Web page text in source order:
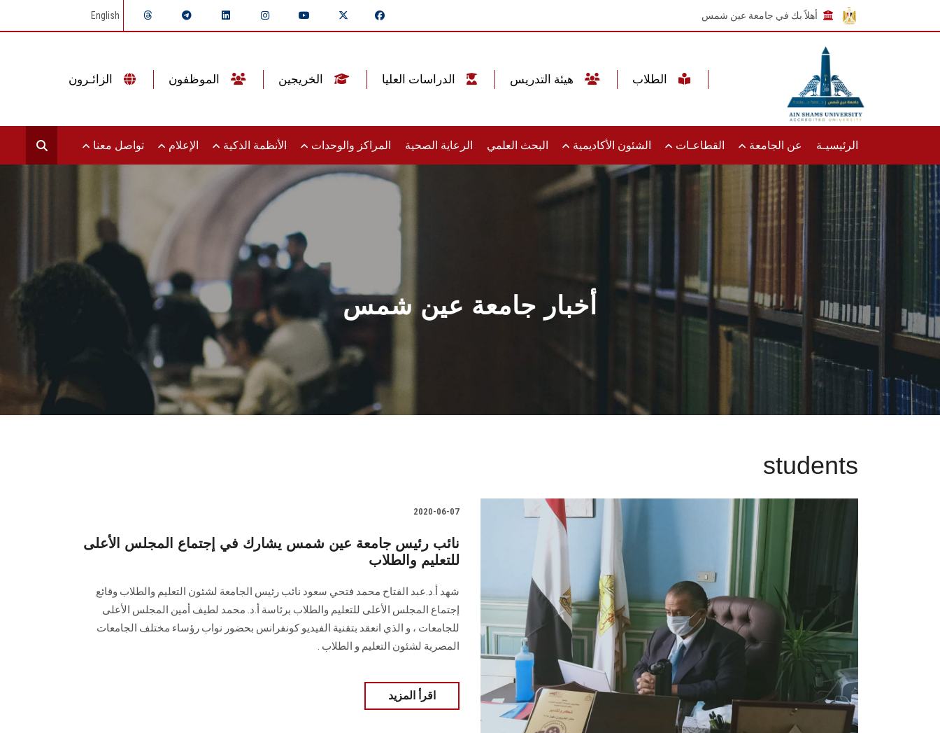
أهلاً بك في جامعة عين شمس English
الرئيسيـة عن الجامعة القطاعـات الشئون الأكاديمية البحث العلمي الرعاية الصحية المراكز والوحدات الأنظمة الذكية الإعلام تواصل معنا
أخبار جامعة عين شمس
students
2020-06-07
نائب رئيس جامعة عين شمس يشارك في إجتماع المجلس الأعلى
للتعليم والطلاب
شهد أ.د.عبد الفتاح محمد فتحي سعود نائب رئيس الجامعة لشئون التعليم والطلاب وقائع
إجتماع المجلس الأعلى للتعليم والطلاب برئاسة أ.د. محمد لطيف أمين المجلس الأعلى
للجامعات ، و الذي انعقد بتقنية الفيديو كونفرانس بحضور نواب رؤساء مختلف الجامعات
المصرية لشئون التعليم و الطلاب .
اقرأ المزيد